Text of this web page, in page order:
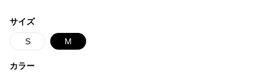
サイズ
S M
カラー